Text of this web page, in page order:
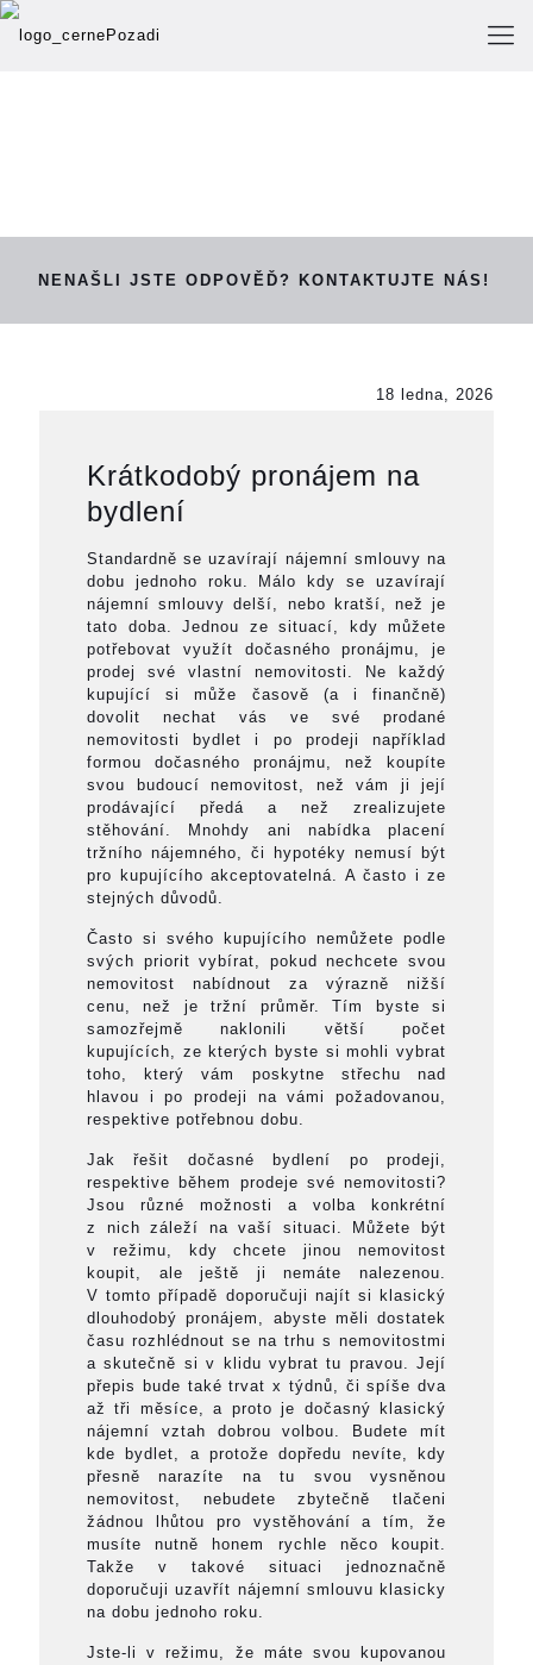
NENAŠLI JSTE ODPOVĚĎ? KONTAKTUJTE NÁS!
18 ledna, 2026
Krátkodobý pronájem na
bydlení
Standardně se uzavírají nájemní smlouvy na
dobu jednoho roku. Málo kdy se uzavírají
nájemní smlouvy delší, nebo kratší, než je
tato doba. Jednou ze situací, kdy můžete
potřebovat využít dočasného pronájmu, je
prodej své vlastní nemovitosti. Ne každý
kupující si může časově (a i finančně)
dovolit nechat vás ve své prodané
nemovitosti bydlet i po prodeji například
formou dočasného pronájmu, než koupíte
svou budoucí nemovitost, než vám ji její
prodávající předá a než zrealizujete
stěhování. Mnohdy ani nabídka placení
tržního nájemného, či hypotéky nemusí být
pro kupujícího akceptovatelná. A často i ze
stejných důvodů.
Často si svého kupujícího nemůžete podle
svých priorit vybírat, pokud nechcete svou
nemovitost nabídnout za výrazně nižší
cenu, než je tržní průměr. Tím byste si
samozřejmě naklonili větší počet
kupujících, ze kterých byste si mohli vybrat
toho, který vám poskytne střechu nad
hlavou i po prodeji na vámi požadovanou,
respektive potřebnou dobu.
Jak řešit dočasné bydlení po prodeji,
respektive během prodeje své nemovitosti?
Jsou různé možnosti a volba konkrétní
z nich záleží na vaší situaci. Můžete být
v režimu, kdy chcete jinou nemovitost
koupit, ale ještě ji nemáte nalezenou.
V tomto případě doporučuji najít si klasický
dlouhodobý pronájem, abyste měli dostatek
času rozhlédnout se na trhu s nemovitostmi
a skutečně si v klidu vybrat tu pravou. Její
přepis bude také trvat x týdnů, či spíše dva
až tři měsíce, a proto je dočasný klasický
nájemní vztah dobrou volbou. Budete mít
kde bydlet, a protože dopředu nevíte, kdy
přesně narazíte na tu svou vysněnou
nemovitost, nebudete zbytečně tlačeni
žádnou lhůtou pro vystěhování a tím, že
musíte nutně honem rychle něco koupit.
Takže v takové situaci jednoznačně
doporučuji uzavřít nájemní smlouvu klasicky
na dobu jednoho roku.
Jste-li v režimu, že máte svou kupovanou